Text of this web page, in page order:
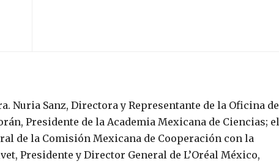
Nuria Sanz, Directora y Representante de la Oficina de
Presidente de la Academia Mexicana de Ciencias; el
de la Comisión Mexicana de Cooperación con la
Presidente y Director General de L’Oréal México,